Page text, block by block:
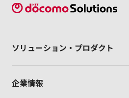
ソリューション・ プロダクト
企業情報